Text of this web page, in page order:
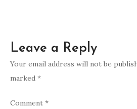
Leave a Reply
Your email address will not be
marked *
Comment *